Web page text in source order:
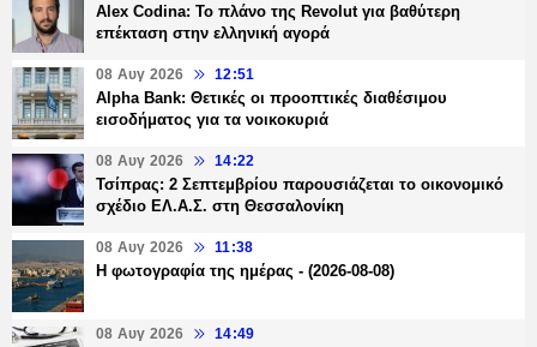
Alex Codina: Το πλάνο της Revolut για βαθύτερη
επέκταση στην ελληνική αγορά
08 Αυγ 2026 12:51
Alpha Bank: Θετικές οι προοπτικές διαθέσιμου
εισοδήματος για τα νοικοκυριά
08 Αυγ 2026 14:22
Τσίπρας: 2 Σεπτεμβρίου παρουσιάζεται το οικονομικό
σχέδιο ΕΛ.Α.Σ. στη Θεσσαλονίκη
08 Αυγ 2026 11:38
Η φωτογραφία της ημέρας - (2026-08-08)
08 Αυγ 2026 14:49